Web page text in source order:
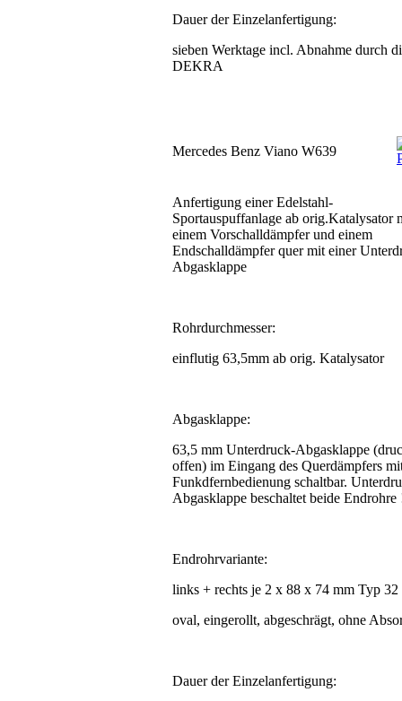
Dauer der Einzelanfertigung:
sieben Werktage incl. Abnahme durch
DEKRA
Mercedes Benz Viano W639
Anfertigung einer Edelstahl-
Sportauspuffanlage ab orig.Katalysator
einem Vorschalldämpfer und einem
Endschalldämpfer quer mit einer
Abgasklappe
Rohrdurchmesser:
einflutig 63,5mm ab orig. Katalysator
Abgasklappe:
63,5 mm Unterdruck-Abgasklappe
offen) im Eingang des Querdämpfers
Funkdfernbedienung schaltbar.
Abgasklappe beschaltet beide Endrohre
Endrohrvariante:
links + rechts je 2 x 88 x 74 mm Typ 32
oval, eingerollt, abgeschrägt, ohne
Dauer der Einzelanfertigung: